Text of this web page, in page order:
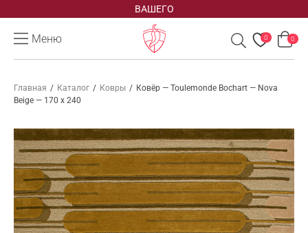
ВАШЕГО
Меню 0 0
Главная / Каталог / Ковры / Ковёр — Toulemonde Bochart — Nova
Beige — 170 x 240